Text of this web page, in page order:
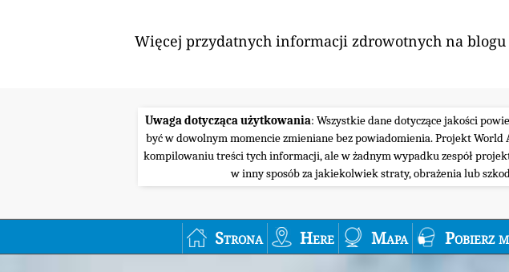
Więcej przydatnych informacji zdrowotnych na
Uwaga dotycząca użytkowania: Wszystkie dane dotyczące jakości
być w dowolnym momencie zmieniane bez powiadomienia. Projekt
kompilowaniu treści tych informacji, ale w żadnym wypadku zespół
w inny sposób za jakiekolwiek straty, obrażenia lub
Strona Here Mapa Pobierz